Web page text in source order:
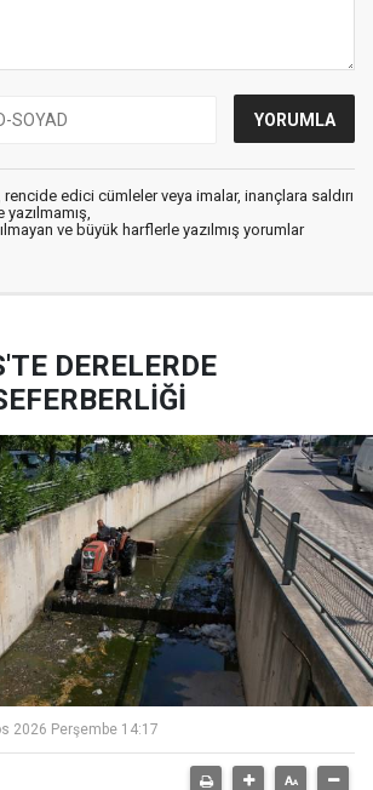
edici cümleler veya imalar, inançlara saldırı
ve büyük harflerle yazılmış yorumlar
DERELERDE
2026 Perşembe 14:17